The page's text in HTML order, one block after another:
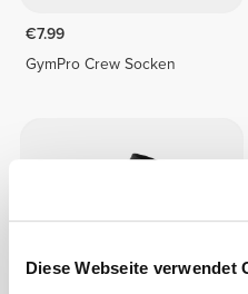
Diese Webseite verwendet
€7.99
GymPro Crew Socken